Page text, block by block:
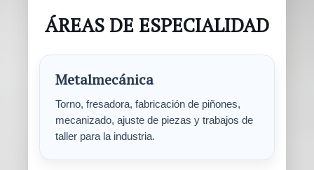
ÁREAS DE ESPECIALIDAD
Metalmecánica
Torno, fresadora, fabricación de piñones,
mecanizado, ajuste de piezas y trabajos de
taller para la industria.